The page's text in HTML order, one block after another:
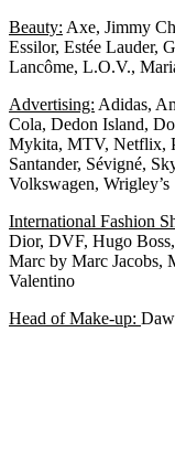
Beauty: Axe, Jimmy
Essilor, Estée Lauder,
Lancôme, L.O.V.,
Advertising: Adidas,
Cola, Dedon Island,
Mykita, MTV, Netflix,
Santander, Sévigné,
Volkswagen, Wrigley’s
International Fashion
Dior, DVF, Hugo
Marc by Marc Jacobs,
Valentino
Head of Make-up: